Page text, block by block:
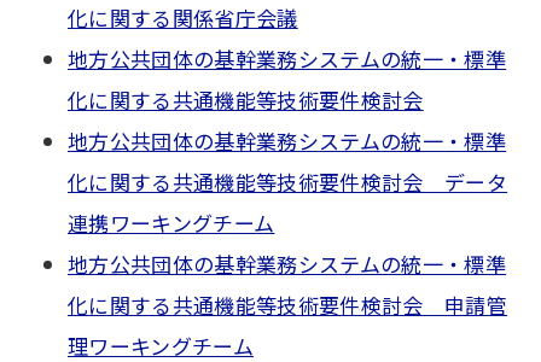
化に関する関係省庁会議
地方公共団体の基幹業務システムの統一・標準
化に関する共通機能等技術要件検討会
地方公共団体の基幹業務システムの統一・標準
化に関する共通機能等技術要件検討会 データ
連携ワーキングチーム
地方公共団体の基幹業務システムの統一・標準
化に関する共通機能等技術要件検討会 申請管
理ワーキングチーム